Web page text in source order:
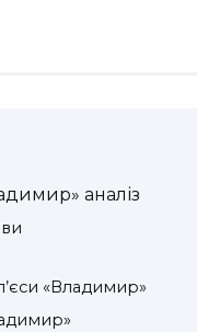
аналіз
«Владимир»